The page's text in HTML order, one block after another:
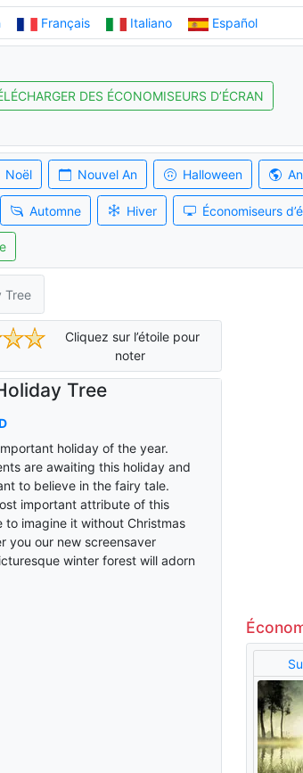
Français Italiano Español
DES ÉCONOMISEURS D’ÉCRAN
Noël Nouvel An Halloween
Automne Hiver Économiseurs
Tree
Cliquez sur l’étoile pour
noter
Tree
holiday of the year.
are awaiting this holiday and
to believe in the fairy tale.
important attribute of this
to imagine it without Christmas
you our new screensaver
winter forest will adorn